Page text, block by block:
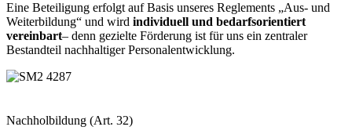
Eine Beteiligung erfolgt auf Basis unseres Reglements „Aus- und
Weiterbildung“ und wird individuell und bedarfsorientiert
vereinbart– denn gezielte Förderung ist für uns ein zentraler
Bestandteil nachhaltiger Personalentwicklung.
Nachholbildung (Art. 32)